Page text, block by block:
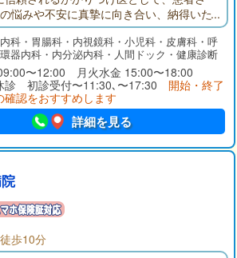
悩みや不安に真摯に向き合い、納得いた
ていただけるよう、わかりやすい丁寧
す。また当院では、上部消化管内視鏡
部消化管内視鏡検査（大腸カメラ、大腸
どうぞお気軽にご相談、ご来院くださ
科・胃腸科・内視鏡科・小児科・皮膚科・呼
器内科・内分泌内科・人間ドック・健康診断
〜12:00 月火水金 15:00〜18:00
診 初診受付〜11:30､〜17:30 開始・終了
確認をおすすめします
詳細を見る
歩10分